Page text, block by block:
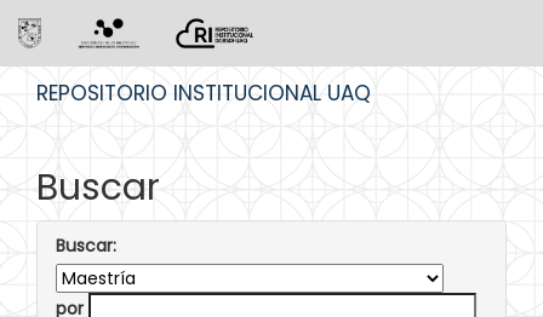
REPOSITORIO INSTITUCIONAL UAQ
Buscar
Buscar:
por